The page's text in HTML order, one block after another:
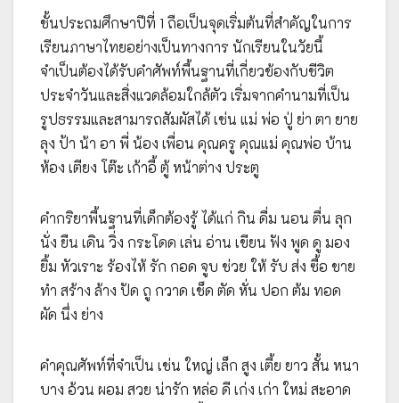
ชั้นประถมศึกษาปีที่ 1 ถือเป็นจุดเริ่มต้นที่สำคัญในการ
เรียนภาษาไทยอย่างเป็นทางการ นักเรียนในวัยนี้
จำเป็นต้องได้รับคำศัพท์พื้นฐานที่เกี่ยวข้องกับชีวิต
ประจำวันและสิ่งแวดล้อมใกล้ตัว เริ่มจากคำนามที่เป็น
รูปธรรมและสามารถสัมผัสได้ เช่น แม่ พ่อ ปู่ ย่า ตา ยาย
ลุง ป้า น้า อา พี่ น้อง เพื่อน คุณครู คุณแม่ คุณพ่อ บ้าน
ห้อง เตียง โต๊ะ เก้าอี้ ตู้ หน้าต่าง ประตู
คำกริยาพื้นฐานที่เด็กต้องรู้ ได้แก่ กิน ดื่ม นอน ตื่น ลุก
นั่ง ยืน เดิน วิ่ง กระโดด เล่น อ่าน เขียน ฟัง พูด ดู มอง
ยิ้ม หัวเราะ ร้องไห้ รัก กอด จูบ ช่วย ให้ รับ ส่ง ซื้อ ขาย
ทำ สร้าง ล้าง ปัด ถู กวาด เช็ด ตัด หั่น ปอก ต้ม ทอด
ผัด นึ่ง ย่าง
คำคุณศัพท์ที่จำเป็น เช่น ใหญ่ เล็ก สูง เตี้ย ยาว สั้น หนา
บาง อ้วน ผอม สวย น่ารัก หล่อ ดี เก่ง เก่า ใหม่ สะอาด